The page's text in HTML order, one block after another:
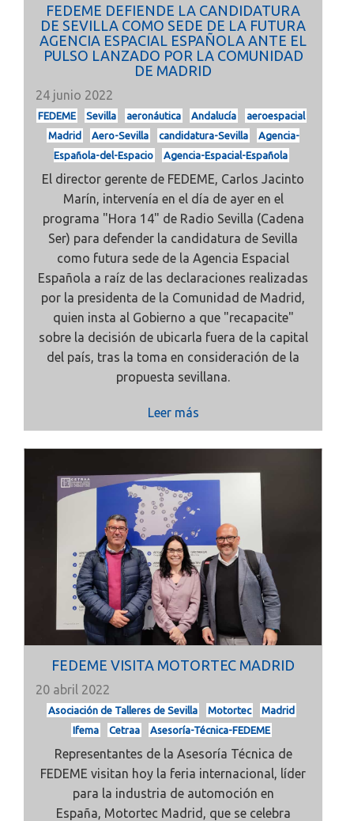
FEDEME DEFIENDE LA CANDIDATURA
DE SEVILLA COMO SEDE DE LA FUTURA
AGENCIA ESPACIAL ESPAÑOLA ANTE EL
PULSO LANZADO POR LA COMUNIDAD
DE MADRID
24 junio 2022
FEDEME Sevilla aeronáutica Andalucía
aeroespacial
Madrid
Aero-Sevilla candidatura-Sevilla
Agencia-
Española-del-Espacio
Agencia-Espacial-Española
El director gerente de FEDEME, Carlos Jacinto
Marín, intervenía en el día de ayer en el
programa "Hora 14" de Radio Sevilla (Cadena
Ser) para defender la candidatura de Sevilla
como futura sede de la Agencia Espacial
Española a raíz de las declaraciones realizadas
por la presidenta de la Comunidad de Madrid,
quien insta al Gobierno a que "recapacite"
sobre la decisión de ubicarla fuera de la capital
del país, tras la toma en consideración de la
propuesta sevillana.
Leer más
FEDEME VISITA MOTORTEC MADRID
20 abril 2022
Asociación de Talleres de Sevilla Motortec
Madrid
Ifema
Cetraa Asesoría-Técnica-FEDEME
Representantes de la Asesoría Técnica de
FEDEME visitan hoy la feria internacional, líder
para la industria de automoción en
España, Motortec Madrid, que se celebra